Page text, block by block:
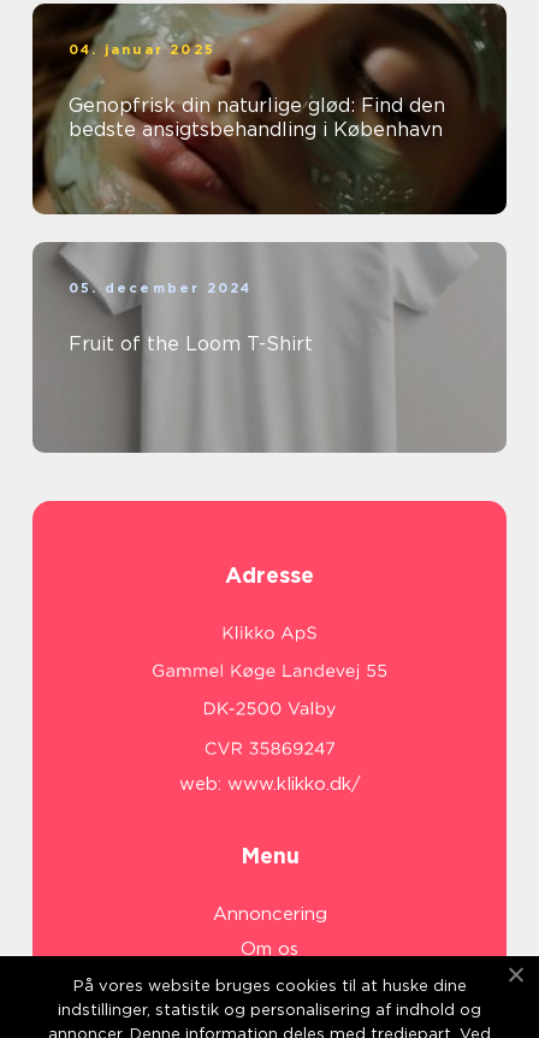
04. januar 2025
Genopfrisk din naturlige glød: Find den
bedste ansigtsbehandling i København
05. december 2024
Fruit of the Loom T-Shirt
Adresse
web: www.klikko.dk/
Menu
Annoncering
Om os
Cookies
Kontakt os
På vores website bruges cookies til at huske dine
indstillinger, statistik og personalisering af indhold og
annoncer. Denne information deles med tredjepart. Ved